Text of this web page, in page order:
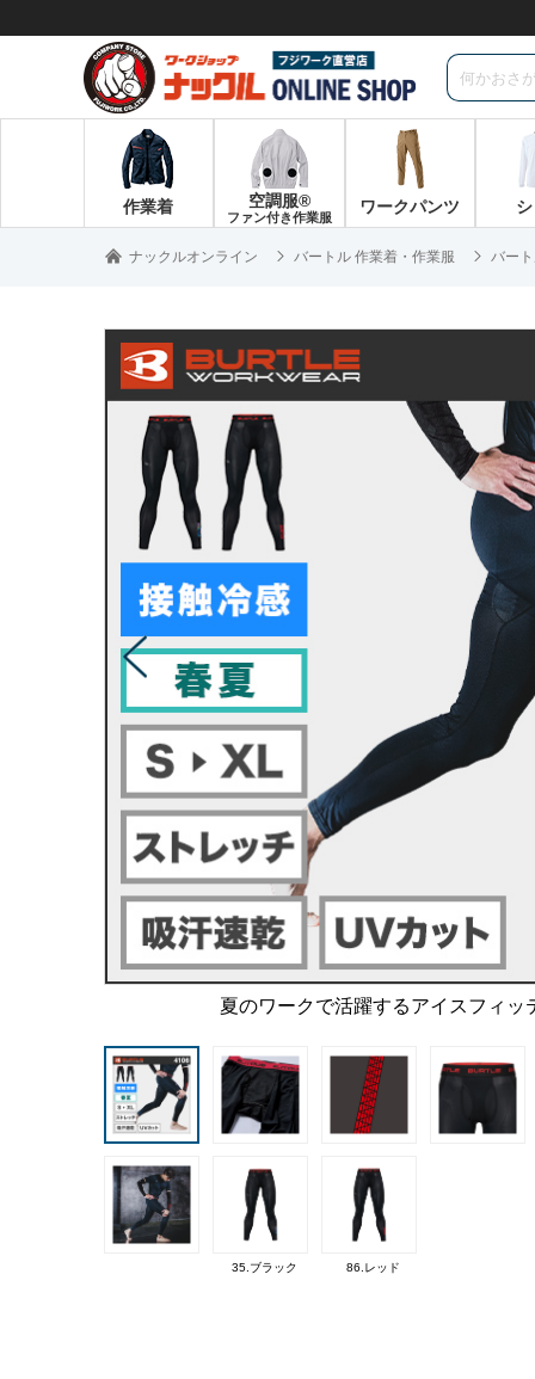
作業着 空調服®
ファン付き作業服
ワークパンツ
ナックルオンライン バートル 作業着・作業服 バー
夏のワークで活躍するアイスフィ
35.ブラック 86.レッド